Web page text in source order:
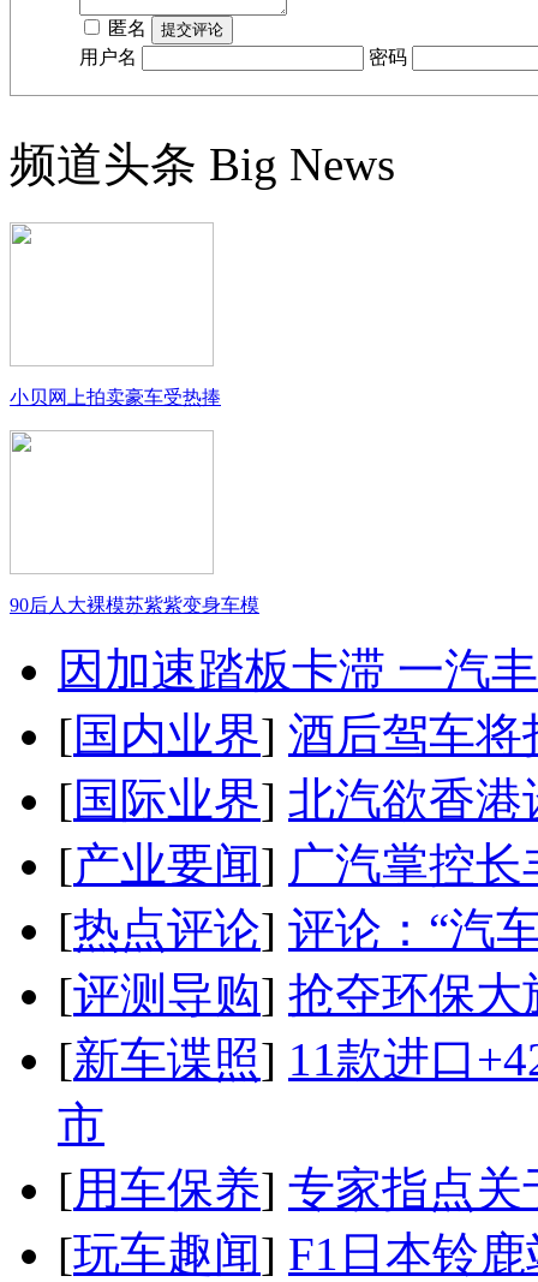
匿名
用户名
密码
频道头条 Big News
小贝网上拍卖豪车受热捧
90后人大裸模苏紫紫变身车模
因加速踏板卡滞 一汽
[国内业界] 酒后驾车将
[国际业界] 北汽欲香港
[产业要闻] 广汽掌控
[热点评论] 评论：“汽
[评测导购] 抢夺环保大
[新车谍照] 11款进口
市
[用车保养] 专家指点关
[玩车趣闻] F1日本铃